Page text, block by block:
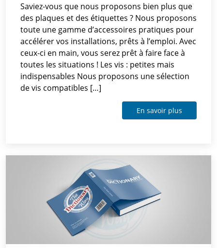
Saviez-vous que nous proposons bien plus que
des plaques et des étiquettes ? Nous proposons
toute une gamme d’accessoires pratiques pour
accélérer vos installations, prêts à l’emploi. Avec
ceux-ci en main, vous serez prêt à faire face à
toutes les situations ! Les vis : petites mais
indispensables Nous proposons une sélection
de vis compatibles […]
En savoir plus